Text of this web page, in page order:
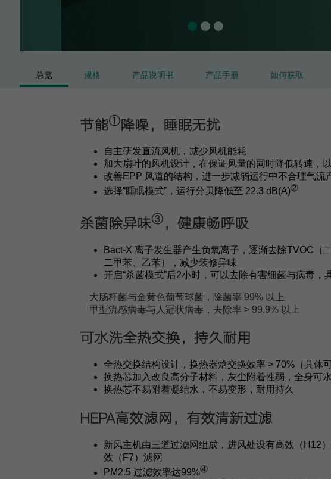
总览 规格 产品说明书 产品手册 如何获取
节能①降噪，睡眠无扰
自主研发直流风机，减少风机能耗
加大扇叶的风机设计，在保证风量的同时降低转速，
改善EPP 风道的结构，进一步减弱运行中不合理气流
选择“睡眠模式”，运行分贝降低至 22.3 dB(A)②
杀菌除异味③，健康畅呼吸
Bact-X 离子发生器产生负氧离子，逐渐去除TVOC（
二甲苯、乙苯），减少装修异味
开启“杀菌模式”后2小时，可以去除有害细菌与病毒，
大肠杆菌与金黄色葡萄球菌，除菌率 99% 以上
甲型流感病毒与人冠状病毒，去除率 > 99.9% 以上
可水洗全热交换，持久耐用
全热交换结构设计，换热器焓交换效率 > 70%（具体
换热芯加入改良高分子材料，灰尘附着性弱，全身可
换热芯不易附着凝结水，不易变形，耐用持久
HEPA高效滤网，有效清新过滤
新风主机由三道过滤网组成，进风处设有高效（H12
效（F7）滤网
PM2.5 过滤效率达99%④